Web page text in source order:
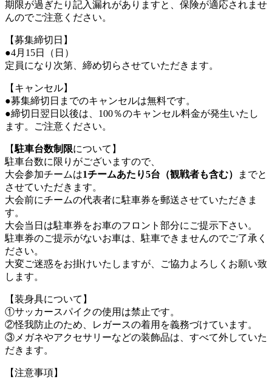
期限が過ぎたり記入漏れがありますと、保険が適応されませ
んのでご注意ください。
【募集締切日】
●4月15日（日）
定員になり次第、締め切らさせていただきます。
【キャンセル】
●募集締切日までのキャンセルは無料です。
●締切日翌日以後は、100％のキャンセル料金が発生いたし
ます。ご注意ください。
【駐車台数制限について】
駐車台数に限りがございますので、
大会参加チームは1チームあたり5台（観戦者も含む）
までと
させていただきます。
大会前にチームの代表者に駐車券を郵送させていただきま
す。
大会当日は駐車券をお車のフロント部分にご提示下さい。
駐車券のご提示がないお車は、駐車できませんのでご了承く
ださい。
大変ご迷惑をお掛けいたしますが、ご協力よろしくお願い致
します。
【装身具について】
①サッカースパイクの使用は禁止です。
②怪我防止のため、レガースの着用を義務づけています。
③メガネやアクセサリーなどの装飾品は、すべて外していた
だきます。
【注意事項】